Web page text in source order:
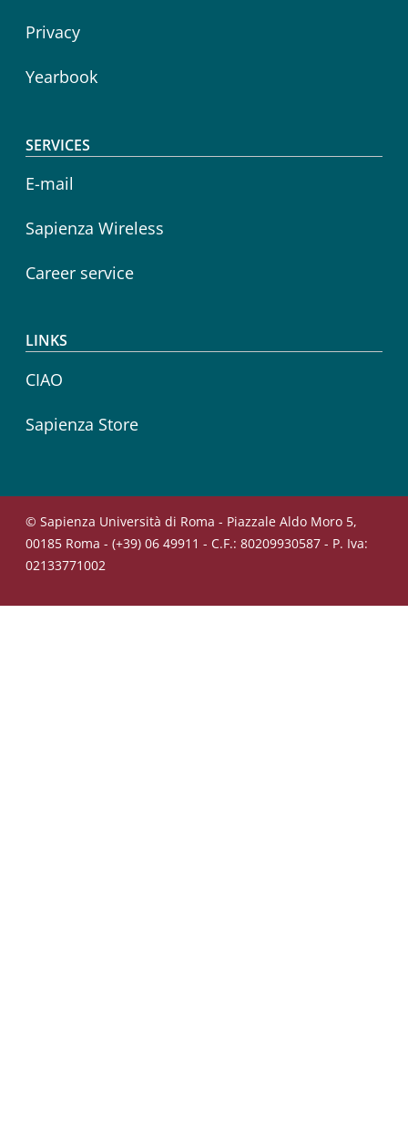
Privacy
Yearbook
SERVICES
E-mail
Sapienza Wireless
Career service
LINKS
CIAO
Sapienza Store
© Sapienza Università di Roma - Piazzale Aldo Moro 5,
00185 Roma - (+39) 06 49911 - C.F.: 80209930587 - P. Iva:
02133771002